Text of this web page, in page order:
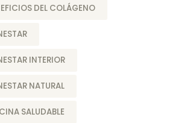
DEL COLÁGENO
INTERIOR
NATURAL
SALUDABLE